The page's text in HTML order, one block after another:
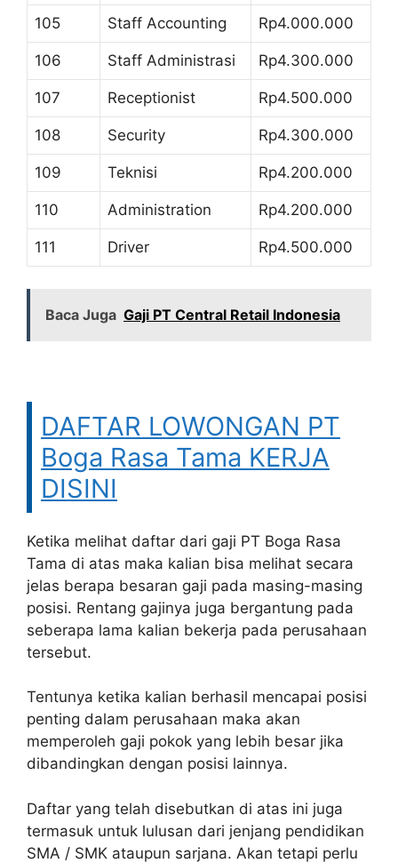
105 Staff Accounting Rp4.000.000
106 Staff Administrasi Rp4.300.000
107 Receptionist Rp4.500.000
108 Security Rp4.300.000
109 Teknisi Rp4.200.000
110 Administration Rp4.200.000
111 Driver Rp4.500.000
Baca Juga Gaji PT Central Retail Indonesia
DAFTAR LOWONGAN PT
Boga Rasa Tama KERJA
DISINI
Ketika melihat daftar dari gaji PT Boga Rasa
Tama di atas maka kalian bisa melihat secara
jelas berapa besaran gaji pada masing-masing
posisi. Rentang gajinya juga bergantung pada
seberapa lama kalian bekerja pada perusahaan
tersebut.
Tentunya ketika kalian berhasil mencapai posisi
penting dalam perusahaan maka akan
memperoleh gaji pokok yang lebih besar jika
dibandingkan dengan posisi lainnya.
Daftar yang telah disebutkan di atas ini juga
termasuk untuk lulusan dari jenjang pendidikan
SMA / SMK ataupun sarjana. Akan tetapi perlu